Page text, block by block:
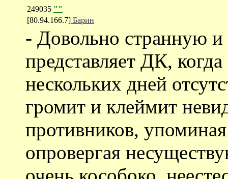
249035 ""
[80.94.166.7] Барин
- Довольно странную и
представляет ДК,
нескольких дней
громит и клеймит
противников,
опровергая